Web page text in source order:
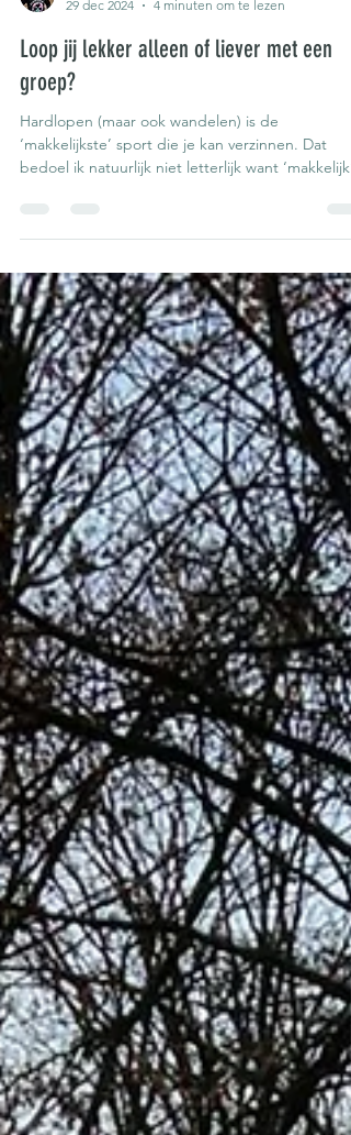
Marie-jose Keur
29 dec 2024
4 minuten om te lezen
Loop jij lekker alleen of liever met een
groep?
Hardlopen (maar ook wandelen) is de